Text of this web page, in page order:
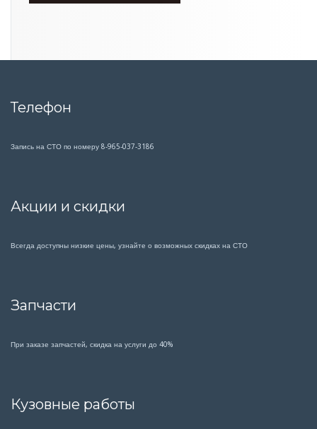
Телефон
Запись на СТО по номеру 8-965-037-3186
Акции и скидки
Всегда доступны низкие цены, узнайте о возможных скидках на СТО
Запчасти
При заказе запчастей, скидка на услуги до 40%
Кузовные работы